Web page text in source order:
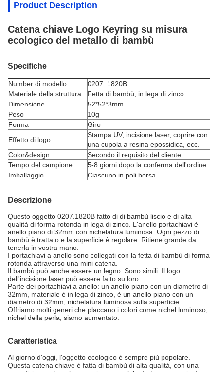
Product Description
Catena chiave Logo Keyring su misura
ecologico del metallo di bambù
Specifiche
Number di modello 0207. 1820B
Materiale della struttura
Fetta di bambù,
in lega di zinco
Dimensione
52*52*3mm
Peso
10g
Forma
Giro
Effetto di logo
Stampa UV, incisione laser, coprire con
una cupola a resina epossidica, ecc.
Color&design
Secondo il requisito del cliente
Tempo del campione
5-8 giorni dopo la conferma dell'ordine
Imballaggio
Ciascuno in poli borsa
Descrizione
Questo oggetto 0207.1820B fatto di di bambù liscio e di alta
qualità di forma rotonda in lega di zinco. L'anello portachiavi è
anello piano di 32mm con nichelatura luminosa. Ogni pezzo di
bambù è trattato e la superficie è regolare. Ritiene grande da
tenerla in vostra mano.
I portachiavi a anello sono collegati con la fetta di bambù di forma
rotonda attraverso una mini catena.
Il bambù può anche essere un legno. Sono simili. Il logo
dell'incisione laser può essere fatto su loro.
Parte dei portachiavi a anello: un anello piano con un diametro di
32mm, materiale è in lega di zinco, è un anello piano con un
diametro di 32mm, nichelatura luminosa sulla superficie.
Offriamo molti generi che placcano i colori come nichel luminoso,
nichel della perla, siamo aumentato.
Caratteristica
Al giorno d'oggi, l'oggetto ecologico è sempre più popolare.
Questa catena chiave è fatta di bambù di alta qualità, con una